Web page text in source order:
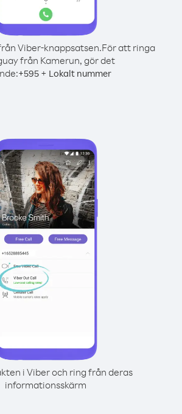
Viber-knappsatsen.För att ringa
från Kamerun, gör det
+595+ Lokalt nummer
i Viber och ring från deras
informationsskärm